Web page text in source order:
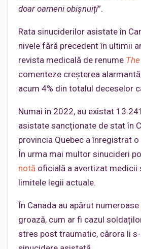
doar oameni obișnuiți”.
Rata sinuciderilor asistate în
nivele fără precedent în ultimii
revista medicală de renume
comenteze creșterea
acum 4% din totalul deceselor
Numai în 2022, au existat
asistate sancționate de stat în
provincia Quebec a înregistrat
În urma mai multor sinucideri
notă oficială a avertizat medicii
limitele legii actuale.
În Canada au apărut numeroase
groază, cum ar fi cazul
stres post traumatic, cărora li